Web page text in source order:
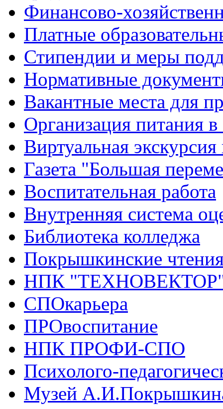
Финансово-
Платные
Стипендии и меры
Нормативные
Вакантные места для
Организация питания в
Виртуальная
Газета "Большая
Воспитательная работа
Внутренняя система
Библиотека колледжа
Покрышкинские
НПК
СПОкарьера
ПРОвоспитание
НПК ПРОФИ-СПО
Психолого-
Музей